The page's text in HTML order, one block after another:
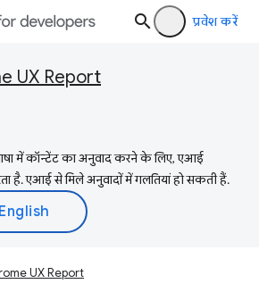
प्रवेश करें
UX Report
में कॉन्टेंट का अनुवाद करने के लिए, एआई
है. एआई से मिले अनुवादों में गलतियां हो सकती हैं.
UX Report